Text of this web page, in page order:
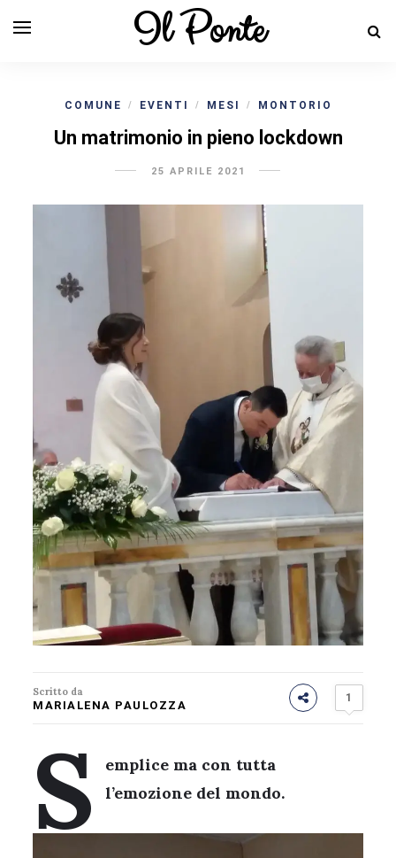
Il Ponte
COMUNE / EVENTI / MESI / MONTORIO
Un matrimonio in pieno lockdown
25 APRILE 2021
Scritto da
MARIALENA PAULOZZA
1
S
emplice ma con tutta
l’emozione del mondo.